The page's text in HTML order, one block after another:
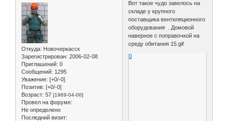
Откуда: Новочеркасск
Зарегистрирован: 2006-02-08
Приглашений: 0
Сообщений: 1295
Уважение: [+0/-0]
Позитив: [+0/-0]
Возраст: 57 [1969-04-06]
Провел на форуме:
Не определено
Последний визит:
Вот такое чудо завелось на
складе у крупного
поставщика вентиляционного
оборудования . Домовой
наверное с поправочкой на
среду обитания 15.gif
0